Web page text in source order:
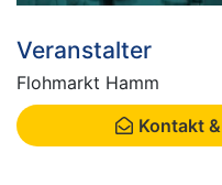
Veranstalter
Flohmarkt Hamm
Kontakt